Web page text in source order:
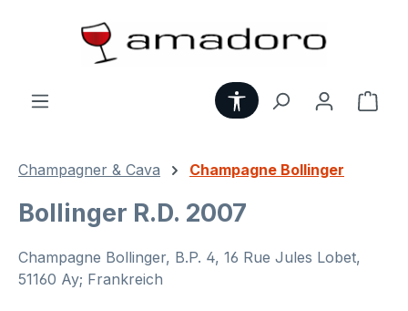
Zum Hauptinhalt springen
Werkzeugleiste
Champagner & Cava Champagne Bollinger
Bollinger R.D. 2007
Champagne Bollinger, B.P. 4, 16 Rue Jules Lobet,
51160 Ay; Frankreich